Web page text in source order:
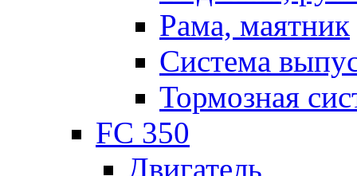
Рама, маятник
Система
Тормозная
FC 350
Двигатель